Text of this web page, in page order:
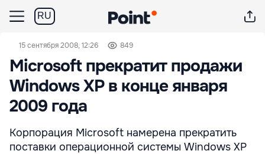
RU
15 сентября 2008, 12:26 849
Microsoft прекратит продажи
Windows ХР в конце января
2009 года
Корпорация Microsoft намерена прекратить
поставки операционной системы Windows ХР